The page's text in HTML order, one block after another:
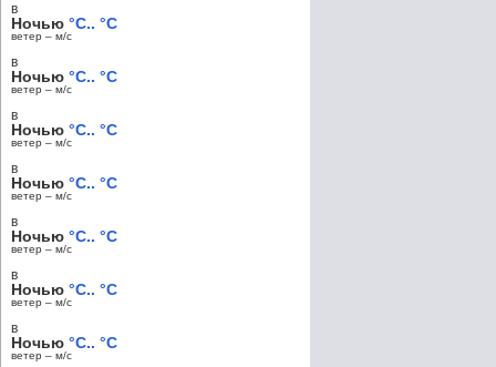
в
Ночью °C.. °C
ветер – м/c
в
Ночью °C.. °C
ветер – м/c
в
Ночью °C.. °C
ветер – м/c
в
Ночью °C.. °C
ветер – м/c
в
Ночью °C.. °C
ветер – м/c
в
Ночью °C.. °C
ветер – м/c
в
Ночью °C.. °C
ветер – м/c